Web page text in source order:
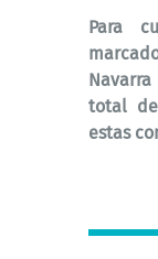
Para
total
estas